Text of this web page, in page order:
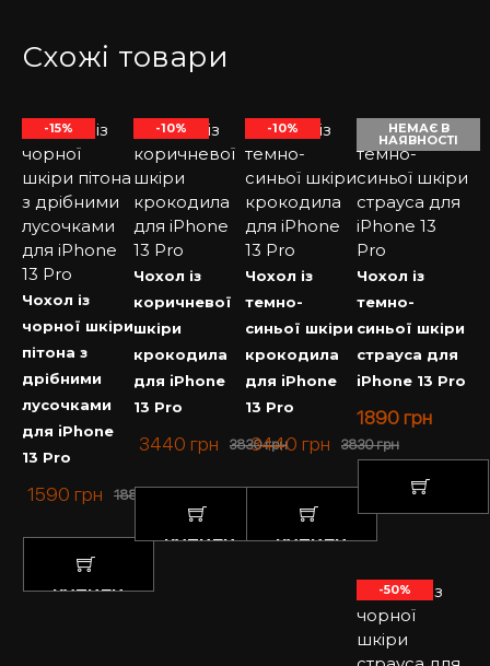
Схожі товари
-15%
Чохол із
чорної шкіри
пітона з
дрібними
лусочками
для iPhone
13 Pro
1880
1590 грн
КУПИТИ
-10%
Чохол із
коричневої
шкіри
крокодила
для iPhone
13 Pro
3830грн
3440 грн
КУПИТИ
-10%
Чохол із
темно-
синьої шкіри
крокодила
для iPhone
13 Pro
3830грн
3440 грн
КУПИТИ
НЕМАЄ В
НАЯВНОСТІ
Чохол із
темно-
синьої шкіри
страуса для
iPhone 13 Pro
1890 грн
-50%